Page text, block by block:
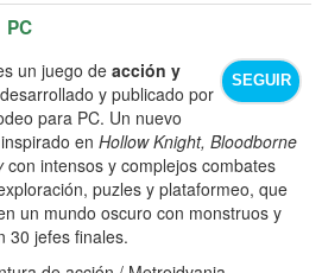
PC
SEGUIR
un juego deacción y
desarrollado y publicado por
para PC. Un nuevo
enHollow Knight, Bloodborne
con intensos y complejos combates
puzles y plataformeo, que
un mundo oscuro con monstruos y
30 jefes finales.